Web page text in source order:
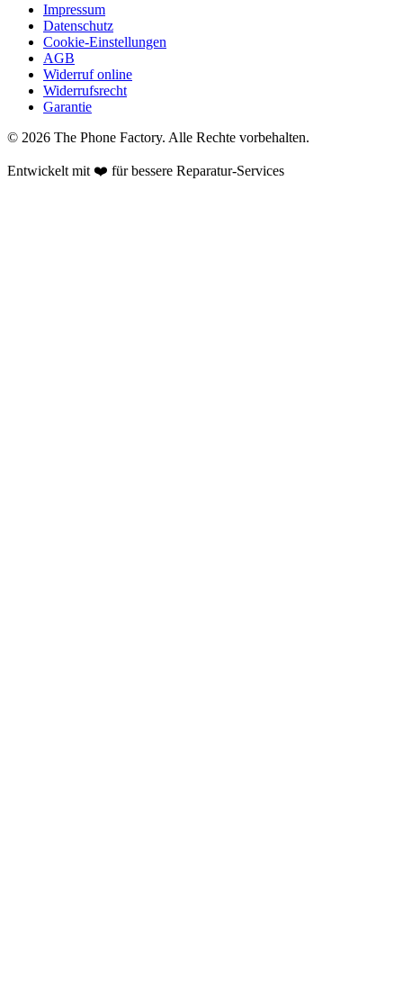
Impressum
Datenschutz
Cookie-Einstellungen
AGB
Widerruf online
Widerrufsrecht
Garantie
© 2026 The Phone Factory. Alle Rechte vorbehalten.
Entwickelt mit ❤️ für bessere Reparatur-Services